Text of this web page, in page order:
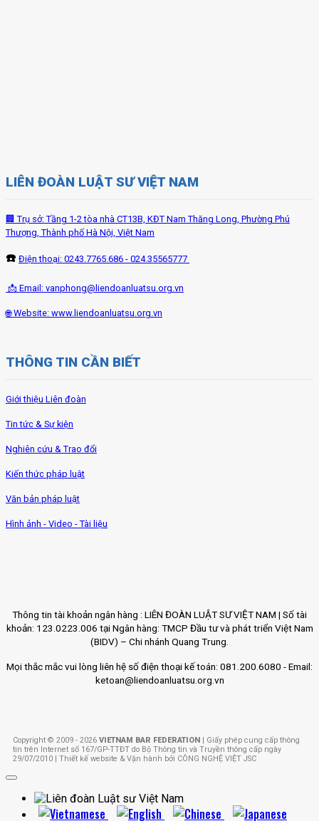
LIÊN ĐOÀN LUẬT SƯ VIỆT NAM
🏢 Trụ sở: Tầng 1-2 tòa nhà CT13B, KĐT Nam Thăng Long, Phường Phú
Thượng, Thành phố Hà Nội, Việt Nam
☎️ Điện thoại: 0243.7765.686 - 024.35565777
📩 Email: vanphong@liendoanluatsu.org.vn
🌐 Website: www.liendoanluatsu.org.vn
THÔNG TIN CẦN BIẾT
Giới thiệu Liên đoàn
Tin tức & Sự kiện
Nghiên cứu & Trao đổi
Kiến thức pháp luật
Văn bản pháp luật
Hình ảnh - Video - Tài liệu
Thông tin tài khoản ngân hàng : LIÊN ĐOÀN LUẬT SƯ VIỆT NAM | Số tài
khoản: 123.0223.006 tại Ngân hàng: TMCP Đầu tư và phát triển Việt Nam
(BIDV) – Chi nhánh Quang Trung.
Mọi thắc mắc vui lòng liên hệ số điện thoại kế toán: 081.200.6080 - Email:
ketoan@liendoanluatsu.org.vn
Copyright © 2009 - 2026 VIETNAM BAR FEDERATION | Giấy phép cung cấp thông
tin trên Internet số 167/GP-TTĐT do Bộ Thông tin và Truyền thông cấp ngày
29/07/2010 | Thiết kế website & Vận hành bởi CÔNG NGHỆ VIỆT JSC